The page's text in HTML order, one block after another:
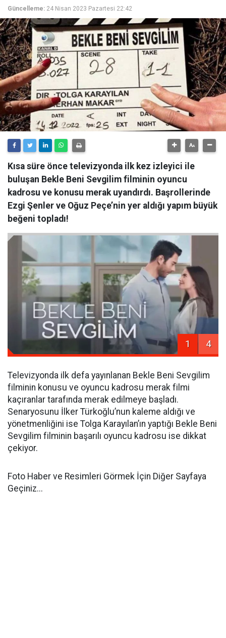
Güncelleme: 24 Nisan 2023 Pazartesi 22:42
Kısa süre önce televizyonda ilk kez izleyici ile
buluşan Bekle Beni Sevgilim filminin oyuncu
kadrosu ve konusu merak uyandırdı. Başrollerinde
Ezgi Şenler ve Oğuz Peçe’nin yer aldığı yapım büyük
beğeni topladı!
1 4
Televizyonda ilk defa yayınlanan Bekle Beni Sevgilim
filminin konusu ve oyuncu kadrosu merak filmi
kaçıranlar tarafında merak edilmeye başladı.
Senaryosunu İlker Türkoğlu’nun kaleme aldığı ve
yönetmenliğini ise Tolga Karayılan’ın yaptığı Bekle Beni
Sevgilim filminin başarılı oyuncu kadrosu ise dikkat
çekiyor.
Foto Haber ve Resimleri Görmek İçin Diğer Sayfaya
Geçiniz...